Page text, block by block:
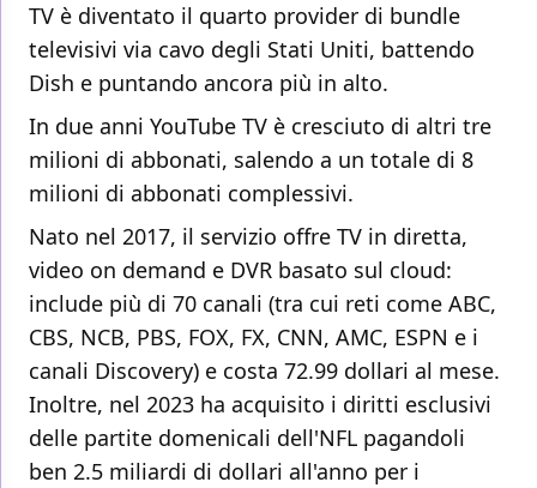
TV è diventato il quarto provider di bundle
televisivi via cavo degli Stati Uniti, battendo
Dish e puntando ancora più in alto.
In due anni YouTube TV è cresciuto di altri tre
milioni di abbonati, salendo a un totale di 8
milioni di abbonati complessivi.
Nato nel 2017, il servizio offre TV in diretta,
video on demand e DVR basato sul cloud:
include più di 70 canali (tra cui reti come ABC,
CBS, NCB, PBS, FOX, FX, CNN, AMC, ESPN e i
canali Discovery) e costa 72.99 dollari al mese.
Inoltre, nel 2023 ha acquisito i diritti esclusivi
delle partite domenicali dell'NFL pagandoli
ben 2.5 miliardi di dollari all'anno per i